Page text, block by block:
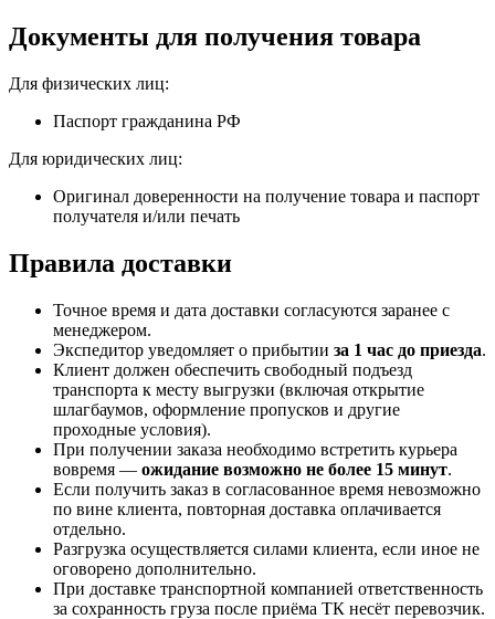
Документы для получения товара
Для физических лиц:
Паспорт гражданина РФ
Для юридических лиц:
Оригинал доверенности на получение товара и паспорт
получателя и/или печать
Правила доставки
Точное время и дата доставки согласуются заранее с
менеджером.
Экспедитор уведомляет о прибытии за 1 час до приезда.
Клиент должен обеспечить свободный подъезд
транспорта к месту выгрузки (включая открытие
шлагбаумов, оформление пропусков и другие
проходные условия).
При получении заказа необходимо встретить курьера
вовремя — ожидание возможно не более 15 минут.
Если получить заказ в согласованное время невозможно
по вине клиента, повторная доставка оплачивается
отдельно.
Разгрузка осуществляется силами клиента, если иное не
оговорено дополнительно.
При доставке транспортной компанией ответственность
за сохранность груза после приёма ТК несёт перевозчик.